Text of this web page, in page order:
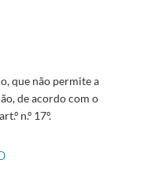
que não permite a
de acordo com o
n.º 17º.